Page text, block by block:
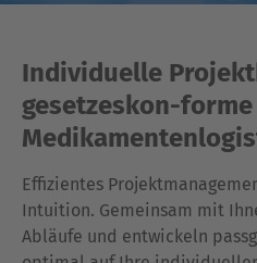
Individuelle
gesetzeskon-forme
Effizientes
Intuition. Gemeinsam mit
Abläufe und entwickeln